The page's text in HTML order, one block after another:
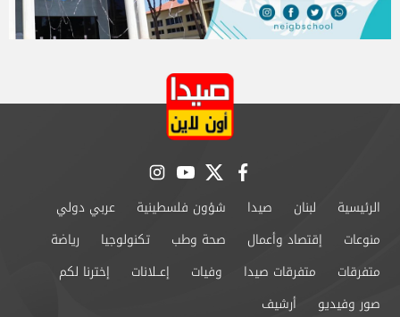
facebook
twitter
youtube
instagram
الرئيسية لبنان صيدا شؤون فلسطينية
عربي دولي
منوعات
إقتصاد وأعمال صحة وطب تكنولوجيا
رياضة
متفرقات
متفرقات صيدا وفيات إعــلانات
إخترنا لكم
صور وفيديو
أرشيف